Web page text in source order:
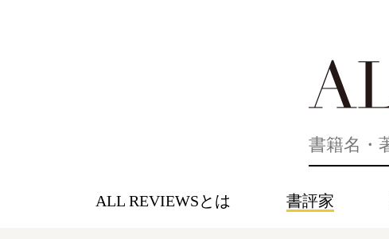
ALL REVIEWSとは 書評家